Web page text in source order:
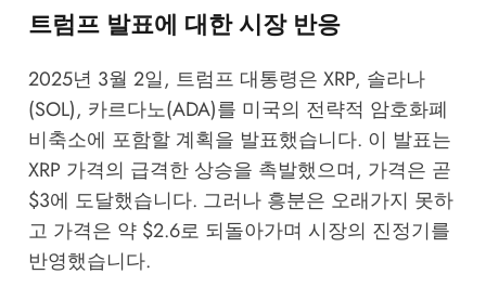
트럼프 발표에 대한 시장 반응
2025년 3월 2일, 트럼프 대통령은 XRP, 솔라나
(SOL), 카르다노(ADA)를 미국의 전략적 암호화폐
비축소에 포함할 계획을 발표했습니다. 이 발표는
XRP 가격의 급격한 상승을 촉발했으며, 가격은 곧
$3에 도달했습니다. 그러나 흥분은 오래가지 못하
고 가격은 약 $2.6로 되돌아가며 시장의 진정기를
반영했습니다.